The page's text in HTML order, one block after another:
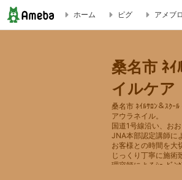
【6月予約空席状況】桑名市 サロン＆
ホーム ピグ アメブロ
桑名市 ﾈ
イルケア
桑名市 ﾈｲﾙｻﾛﾝ＆ｽｸｰ
アウラネイル。
国道1号線沿い、お
JNA本部認定講師に
お客様との時間を大
じっくり丁寧に施術
理容師によるｼｪｰﾋﾞﾝ